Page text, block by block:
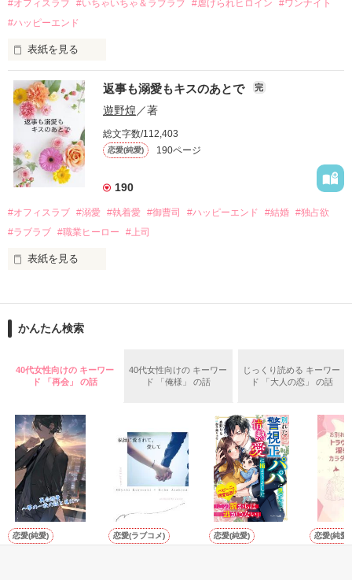
酔った勢いで一夜を共にしてしまった。
さらに、美桜が初めてだと知った哲平は
『責任をとる、結婚しよう』と真っ直ぐに告げてきた。
戸惑う美桜とは裏腹に、好きという気持ちを隠すことなく
甘やかしてくる。
そんなある日、哲平は美桜がストーカー被害に
遭っていることを知る。
美桜を守るため、哲平は同居を提案してきて――。
夏木美桜(なつきみお)
鳴海哲平 (なるみてっぺい)
2026.6.5～2026.7.25
＊以前、公開していた話の改稿版です＊
作品を読む
#オフィスラブ #いちゃいちゃ＆ラブラブ #虐げられヒロイン
#ワンナイト
#ハッピーエンド
表紙を見る
おかしな噂を流されて前の職場でうまくいかなかった梅田美
桜は、海外で傷心旅行をしていたところ、日本人美青年と出会
い、酒の勢いもあり一夜限りの関係となる。
帰国後、美桜は新しい職場でワンナイトした美青年と再会。
なんと彼の正体は、とある財閥御曹司にも関わらず、一族を離
れて起業した新進気鋭の実業家、社内でも冷徹だと評判な社長
――御影恭司その人だったのだ――！
なぜか恭司から飼い猫の世話係を命じられた美桜は、猫の世
の関係となってしまい――？
返事も溺愛もキスのあとで 完
遊野煌／著
総文字数/112,403
恋愛(純愛) 190ページ
190
#オフィスラブ #溺愛 #執着愛 #御曹司 #ハッピーエンド #結婚 #独占欲
#ラブラブ #職業ヒーロー #上司
表紙を見る
ションの企画戦略室で働いている。
めた、同期で恋人の石垣守（26）がいるのだが、後輩の姫原由
いた。
守と由羅から『便利屋雛子』と馬鹿にされ、一人こっそり泣い
た上、同居まで提案してきて──？
鷹哉『宜しくな、俺の雛子』🦅
雛子『俺の……ひぃ、雛子？！！！』🐥
シゴデキで冷徹な上司が見せる素顔は、なぜか想像以上に甘く
て……🐥💓🦅
かんたん検索
40代女性向けの キーワー
ド 「再会」 の話
40代女性向けの キーワー
ド 「俺様」 の話
じっくり読める キーワー
ド 「大人の恋」 の話
恋愛(純愛) 恋愛(ラブコメ) 恋愛(純愛) 恋愛(純愛)